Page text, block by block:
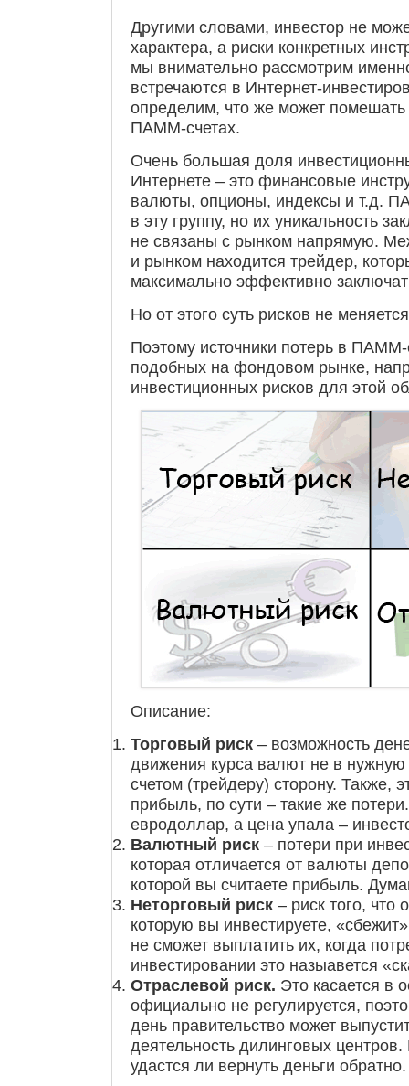
Другими словами, инвестор не
характера, а риски конкретных
мы внимательно рассмотрим
встречаются в Интернет-
определим, что же может помешать
ПАММ-счетах.
Очень большая доля
Интернете – это финансовые
валюты, опционы, индексы и т.д.
в эту группу, но их уникальность
не связаны с рынком напрямую.
и рынком находится трейдер,
максимально эффективно
Но от этого суть рисков не
Поэтому источники потерь в ПАММ-
подобных на фондовом рынке,
инвестиционных рисков для этой
Описание:
Торговый риск – возможность
движения курса валют не в
счетом (трейдеру) сторону. Также,
прибыль, по сути – такие же
евродоллар, а цена упала –
Валютный риск – потери при
которая отличается от валюты
которой вы считаете прибыль.
Неторговый риск – риск того, что
которую вы инвестируете,
не сможет выплатить их, когда
инвестировании это назыавется
Отраслевой риск. Это касается в
официально не регулируется,
день правительство может
деятельность дилинговых центров.
удастся ли вернуть деньги обратно.